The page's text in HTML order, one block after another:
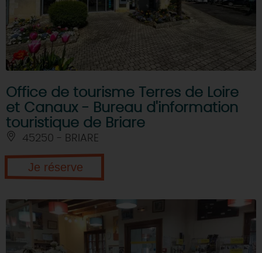
Office de tourisme Terres de Loire
et Canaux - Bureau d'information
touristique de Briare
45250 - BRIARE
Je réserve